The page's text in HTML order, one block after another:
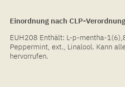
Einordnung nach CLP-Verordnung
EUH208 Enthält: L-p-mentha-
Peppermint, ext., Linalool. Kann
hervorrufen.